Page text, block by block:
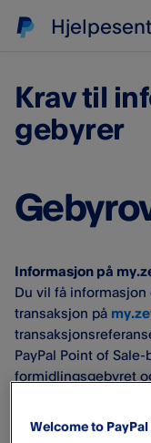
Krav til
gebyrer
Informasjon på
Du vil få
transaksjon på
PayPal Point of
formidlingsgebyret
valuta.
Welcome to PayPal